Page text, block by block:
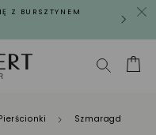
Z BURSZTYNEM
Szmaragd